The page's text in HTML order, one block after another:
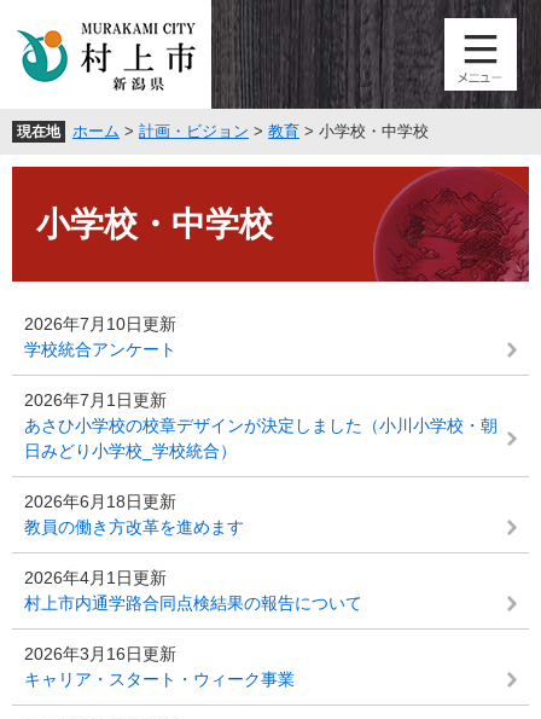
頭
で
飛
ば
現在地 ホーム > 計画・ビジョン > 教育 > 小学校・中学校
小学校・中学校
2026年7月10日更新
学校統合アンケート
2026年7月1日更新
あさひ小学校の校章デザインが決定しました（小川小学校・朝
日みどり小学校_学校統合）
2026年6月18日更新
教員の働き方改革を進めます
2026年4月1日更新
村上市内通学路合同点検結果の報告について
2026年3月16日更新
キャリア・スタート・ウィーク事業